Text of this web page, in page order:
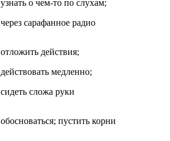
узнать о чем-то по слухам;
через сарафанное радио
отложить действия;
действовать медленно;
сидеть сложа руки
обосноваться; пустить корни